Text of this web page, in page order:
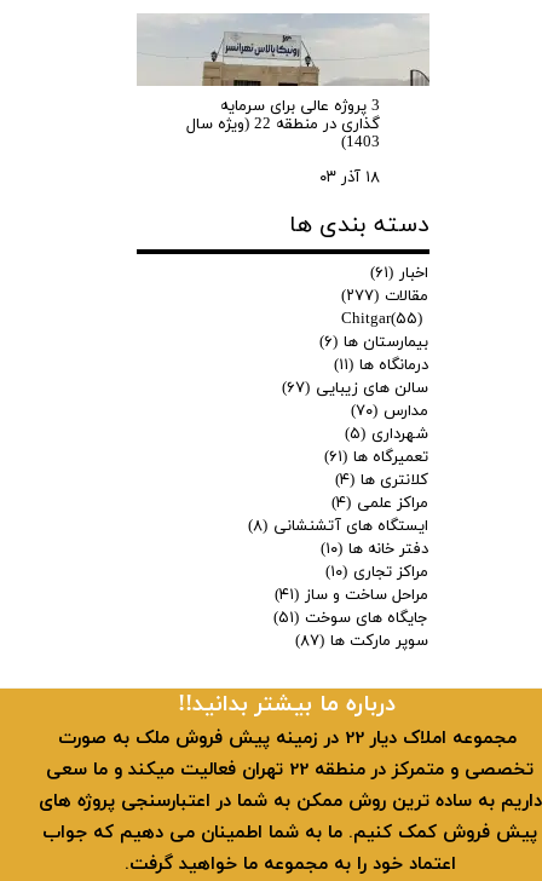
3 پروژه عالی برای سرمایه
گذاری در منطقه 22 (ویژه سال
1403)
۱۸ آذر ۰۳
دسته بندی ها
اخبار (۶۱)
مقالات (۲۷۷)
Chitgar(۵۵)
بیمارستان ها (۶)
درمانگاه ها (۱۱)
سالن های زیبایی (۶۷)
مدارس (۷۰)
شهرداری (۵)
تعمیرگاه ها (۶۱)
کلانتری ها (۴)
مراکز علمی (۴)
ایستگاه های آتشنشانی (۸)
دفتر خانه ها (۱۰)
مراکز تجاری (۱۰)
مراحل ساخت و ساز (۴۱)
جایگاه های سوخت (۵۱)
سوپر مارکت ها (۸۷)
​​درباره ما بیشتر بدانید!!
​ مجموعه املاک دیار 22 در زمینه پیش فروش ملک به صورت
تخصصی و متمرکز در منطقه 22 تهران فعالیت میکند و ما سعی
داریم به ساده ترین روش ممکن به شما در اعتبارسنجی پروژه های
پیش فروش کمک کنیم. ما به شما اطمینان می دهیم که جواب
اعتماد خود را به مجموعه ما خواهید گرفت.